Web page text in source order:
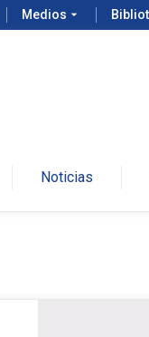
Medios arrow_drop_down
Noticias